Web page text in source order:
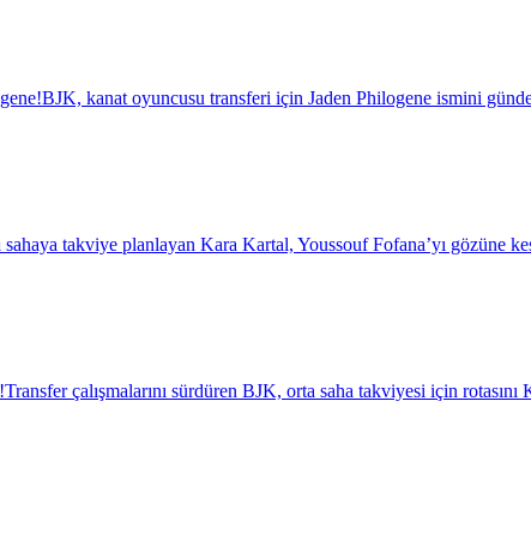
BJK, kanat oyuncusu transferi için Jaden Philogene ismini
sahaya takviye planlayan Kara Kartal, Youssouf Fofana’yı gözüne
Transfer çalışmalarını sürdüren BJK, orta saha takviyesi için rotasını